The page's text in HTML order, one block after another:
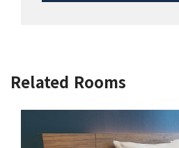
Related Rooms